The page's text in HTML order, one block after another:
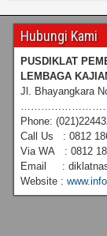
Hubungi Kami
PUSDIKLAT
LEMBAGA
Jl. Bhayangkara
Phone:
Call Us : 0812
Via WA : 0812
Email :
Website :